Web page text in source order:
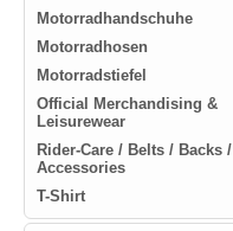
Motorradhandschuhe
Motorradhosen
Motorradstiefel
Official Merchandising &
Leisurewear
Rider-Care / Belts / Backs /
Accessories
T-Shirt